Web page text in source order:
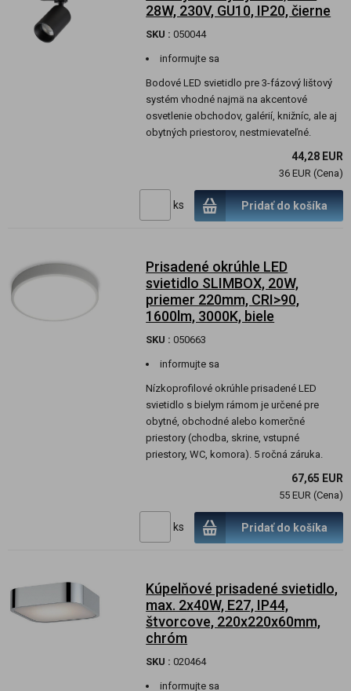
28W, 230V, GU10, IP20, čierne
SKU : 050044
informujte sa
Bodové LED svietidlo pre 3-fázový lištový
systém vhodné najmä na akcentové
osvetlenie obchodov, galérií, knižníc, ale aj
obytných priestorov, nestmievateľné.
44,28 EUR
36 EUR (Cena)
ks Pridať do košíka
Prisadené okrúhle LED
svietidlo SLIMBOX, 20W,
priemer 220mm, CRI>90,
1600lm, 3000K, biele
SKU : 050663
informujte sa
Nízkoprofilové okrúhle prisadené LED
svietidlo s bielym rámom je určené pre
obytné, obchodné alebo komerčné
priestory (chodba, skrine, vstupné
priestory, WC, komora). 5 ročná záruka.
67,65 EUR
55 EUR (Cena)
ks Pridať do košíka
Kúpelňové prisadené svietidlo,
max. 2x40W, E27, IP44,
štvorcove, 220x220x60mm,
chróm
SKU : 020464
informujte sa